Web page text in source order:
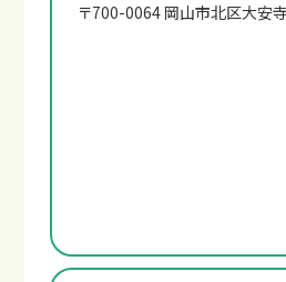
交通事故後の主な症状
〒700-0064 岡山市北区大安